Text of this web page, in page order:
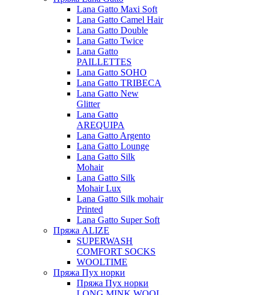
Lana Gatto Maxi Soft
Lana Gatto Camel Hair
Lana Gatto Double
Lana Gatto Twice
Lana Gatto
PAILLETTES
Lana Gatto SOHO
Lana Gatto TRIBECA
Lana Gatto New
Glitter
Lana Gatto
AREQUIPA
Lana Gatto Argento
Lana Gatto Lounge
Lana Gatto Silk
Mohair
Lana Gatto Silk
Mohair Lux
Lana Gatto Silk mohair
Printed
Lana Gatto Super Soft
Пряжа ALIZE
SUPERWASH
COMFORT SOCKS
WOOLTIME
Пряжа Пух норки
Пряжа Пух норки